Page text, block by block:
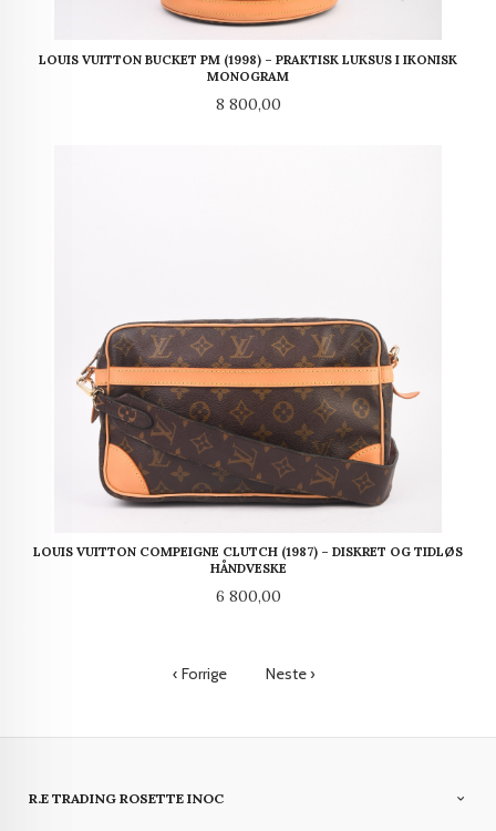
LOUIS VUITTON BUCKET PM (1998) – PRAKTISK LUKSUS I IKONISK
MONOGRAM
Pris
8 800,00
LOUIS VUITTON COMPEIGNE CLUTCH (1987) – DISKRET OG TIDLØS
HÅNDVESKE
Pris
6 800,00
‹ Forrige Neste ›
R.E TRADING ROSETTE INOC